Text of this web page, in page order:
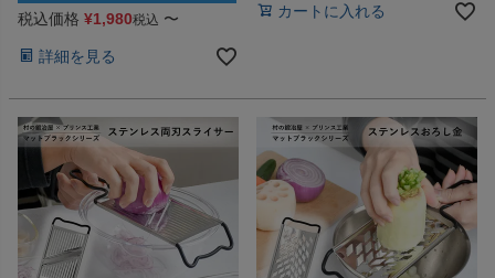
税込価格 ¥1,980税込 〜
詳細を見る
カートに入れる